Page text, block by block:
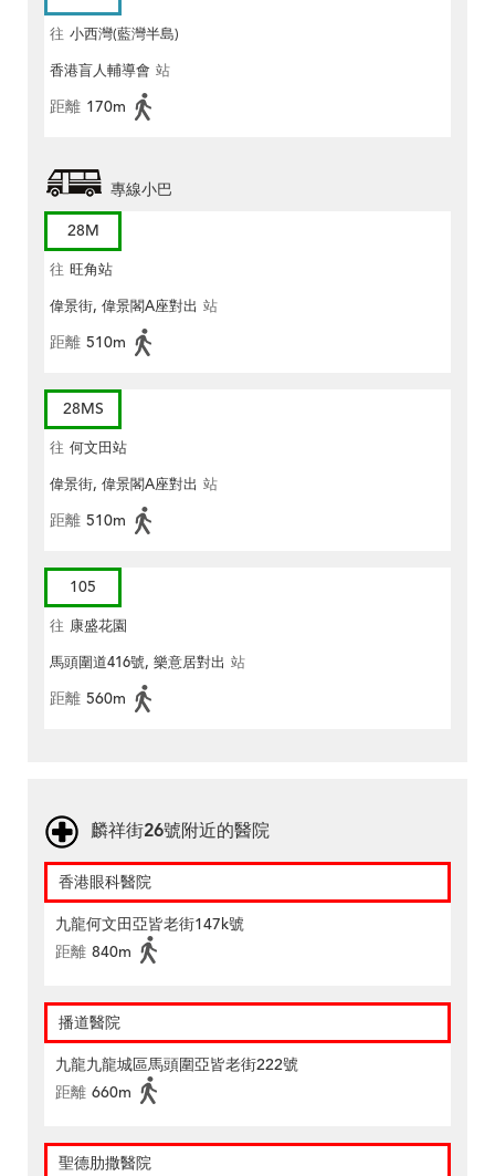
往 小西灣(藍灣半島)
香港盲人輔導會 站
距離 170m
專線小巴
28M
往 旺角站
偉景街, 偉景閣A座對出 站
距離 510m
28MS
往 何文田站
偉景街, 偉景閣A座對出 站
距離 510m
105
往 康盛花園
馬頭圍道416號, 樂意居對出 站
距離 560m
麟祥街26號附近的醫院
香港眼科醫院
九龍何文田亞皆老街147k號
距離 840m
播道醫院
九龍九龍城區馬頭圍亞皆老街222號
距離 660m
聖德肋撒醫院